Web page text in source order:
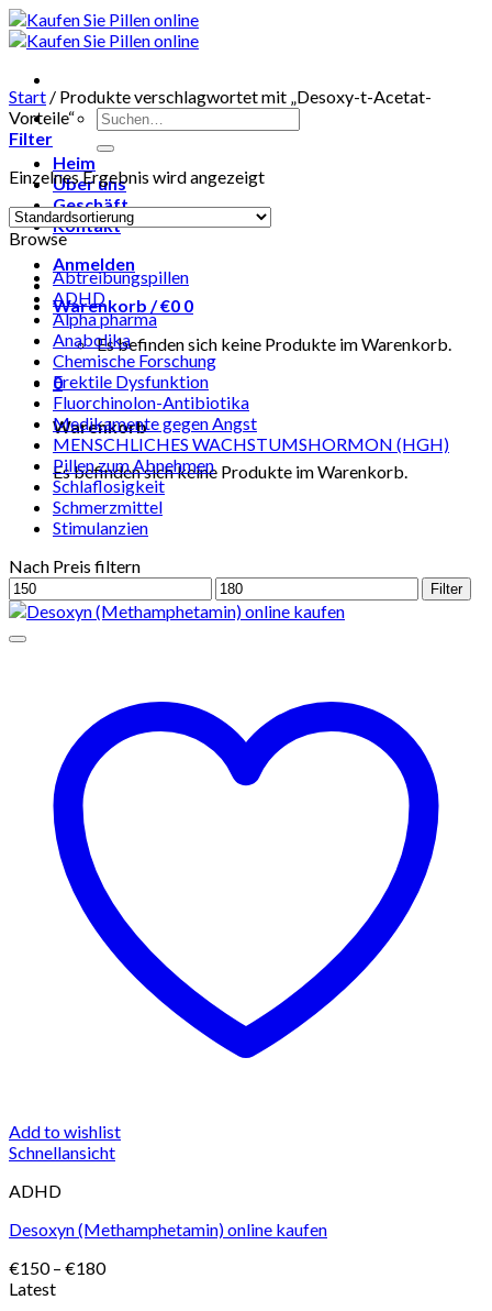
Skip
to
Suchen
nach:
Heim
Über uns
Geschäft
Kontakt
Anmelden
Warenkorb /€0 0
Es befinden sich keine Produkte im Warenkorb.
0
Warenkorb
Es befinden sich keine Produkte im Warenkorb.
Start / Produkte verschlagwortet mit „Desoxy-t-Acetat-
Vorteile“
Filter
Einzelnes Ergebnis wird angezeigt
Browse
Abtreibungspillen
ADHD
Alpha pharma
Anabolika
Chemische Forschung
Erektile Dysfunktion
Fluorchinolon-Antibiotika
Medikamente gegen Angst
MENSCHLICHES WACHSTUMSHORMON (HGH)
Pillen zum Abnehmen
Schlaflosigkeit
Schmerzmittel
Stimulanzien
Nach Preis filtern
Min.
Preis
Max.
Preis
Filter
Add to wishlist
Schnellansicht
ADHD
Desoxyn (Methamphetamin) online kaufen
€150 – €180Preisspanne:
Latest